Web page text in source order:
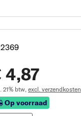
4,87
21% btw, excl. verzendkosten
Op voorraad